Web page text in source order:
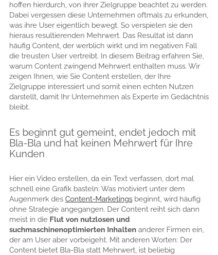
hoffen hierdurch, von ihrer Zielgruppe beachtet zu werden.
Dabei vergessen diese Unternehmen oftmals zu erkunden,
was ihre User eigentlich bewegt. So verspielen sie den
hieraus resultierenden Mehrwert. Das Resultat ist dann
häufig Content, der werblich wirkt und im negativen Fall
die treusten User vertreibt. In diesem Beitrag erfahren Sie,
warum Content zwingend Mehrwert enthalten muss. Wir
zeigen Ihnen, wie Sie Content erstellen, der Ihre
Zielgruppe interessiert und somit einen echten Nutzen
darstellt, damit Ihr Unternehmen als Experte im Gedächtnis
bleibt.
Es beginnt gut gemeint, endet jedoch mit
Bla-Bla und hat keinen Mehrwert für Ihre
Kunden
Hier ein Video erstellen, da ein Text verfassen, dort mal
schnell eine Grafik basteln: Was motiviert unter dem
Augenmerk des Content-Marketingsbeginnt, wird häufig
ohne Strategie angegangen. Der Content reiht sich dann
meist in die Flut von nutzlosen und
suchmaschinenoptimierten Inhaltenanderer Firmen ein,
der am User aber vorbeigeht. Mit anderen Worten: Der
Content bietet Bla-Bla statt Mehrwert, ist beliebig